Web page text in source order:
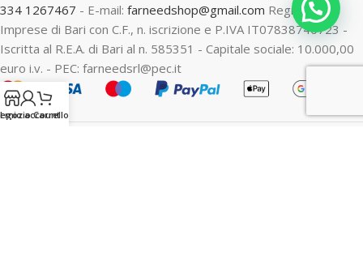
334 1267467 - E-mail: farneedshop@gmail.com Registro
Imprese di Bari con C.F., n. iscrizione e P.IVA IT07838740723 -
Iscritta al R.E.A. di Bari al n. 585351 - Capitale sociale: 10.000,00
euro i.v. - PEC: farneedsrl@pec.it
mio account
Carrello